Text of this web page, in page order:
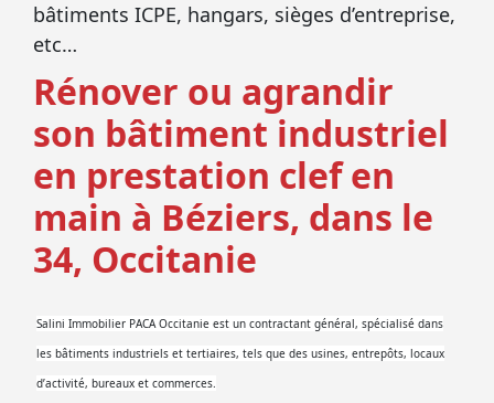
bâtiments ICPE, hangars, sièges d’entreprise,
etc…
Rénover ou agrandir
son bâtiment industriel
en prestation clef en
main à Béziers, dans le
34, Occitanie
Salini Immobilier PACA Occitanie est un contractant général, spécialisé dans
les bâtiments industriels et tertiaires, tels que des usines, entrepôts, locaux
d’activité, bureaux et commerces.